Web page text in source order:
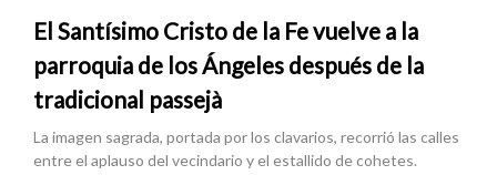
El Santísimo Cristo de la Fe vuelve a la
parroquia de los Ángeles después de la
tradicional passejà
La imagen sagrada, portada por los clavarios, recorrió las calles
entre el aplauso del vecindario y el estallido de cohetes.